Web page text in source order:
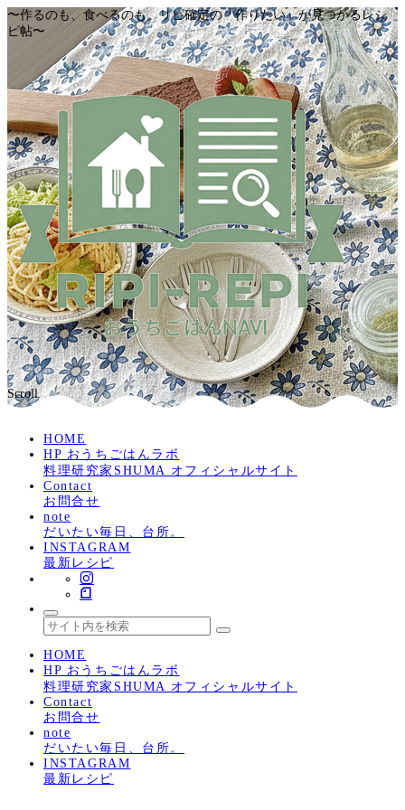
〜作るのも、食べるのも。リピ確定の「作りたい」が見つかるレシ
ピ帖〜
Scroll
HOME
HP おうちごはんラボ
料理研究家SHUMA オフィシャルサイト
Contact
お問合せ
note
だいたい毎日、台所。
INSTAGRAM
最新レシピ
HOME
HP おうちごはんラボ
料理研究家SHUMA オフィシャルサイト
Contact
お問合せ
note
だいたい毎日、台所。
INSTAGRAM
最新レシピ